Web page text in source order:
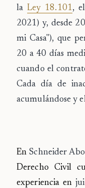
laLey 18.101, el
2021) y, desde
mi Casa"), que
20 a 40 días
cuando el
Cada día de
acumulándose y
EnSchneider
Derecho Civil
experiencia en